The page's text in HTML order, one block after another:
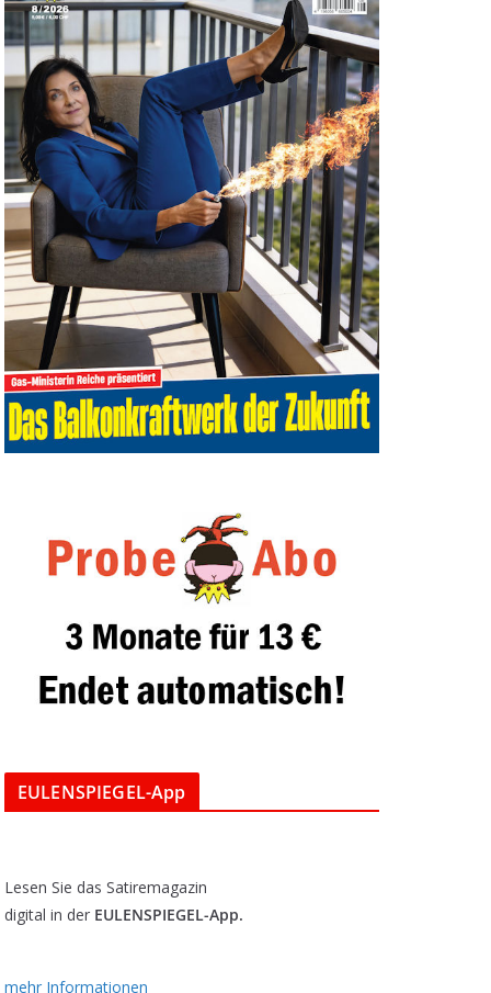
EULENSPIEGEL-App
Lesen Sie das Satiremagazin
digital in der EULENSPIEGEL-App.
mehr Informationen